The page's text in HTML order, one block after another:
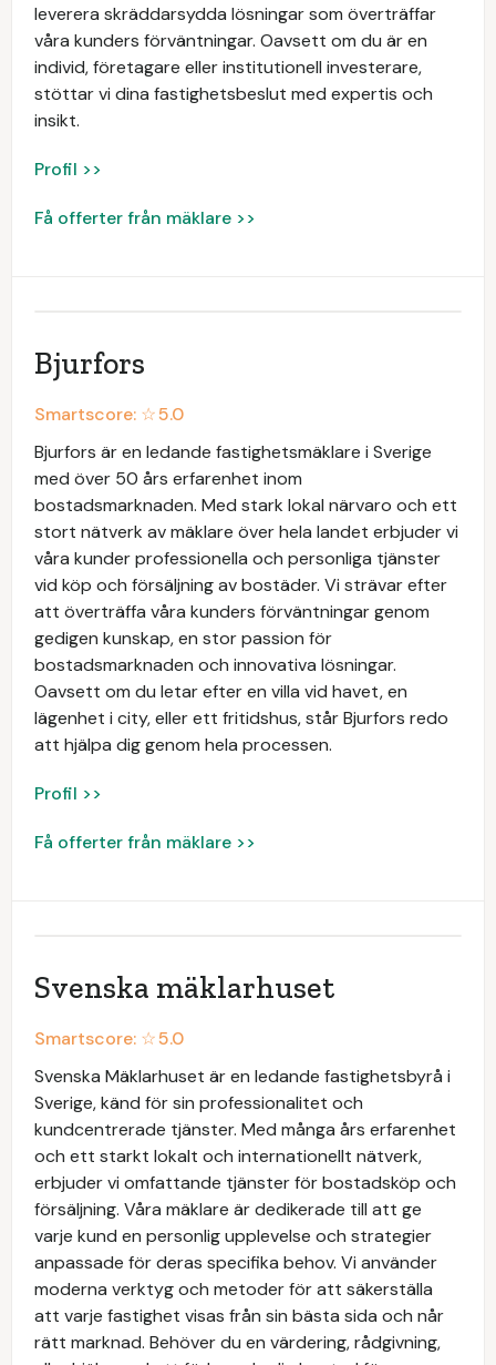
leverera skräddarsydda lösningar som överträffar
våra kunders förväntningar. Oavsett om du är en
individ, företagare eller institutionell investerare,
stöttar vi dina fastighetsbeslut med expertis och
insikt.
Profil >>
Få offerter från mäklare >>
Bjurfors
Smartscore: ☆5.0
Bjurfors är en ledande fastighetsmäklare i Sverige
med över 50 års erfarenhet inom
bostadsmarknaden. Med stark lokal närvaro och ett
stort nätverk av mäklare över hela landet erbjuder vi
våra kunder professionella och personliga tjänster
vid köp och försäljning av bostäder. Vi strävar efter
att överträffa våra kunders förväntningar genom
gedigen kunskap, en stor passion för
bostadsmarknaden och innovativa lösningar.
Oavsett om du letar efter en villa vid havet, en
lägenhet i city, eller ett fritidshus, står Bjurfors redo
att hjälpa dig genom hela processen.
Profil >>
Få offerter från mäklare >>
Svenska mäklarhuset
Smartscore: ☆5.0
Svenska Mäklarhuset är en ledande fastighetsbyrå i
Sverige, känd för sin professionalitet och
kundcentrerade tjänster. Med många års erfarenhet
och ett starkt lokalt och internationellt nätverk,
erbjuder vi omfattande tjänster för bostadsköp och
försäljning. Våra mäklare är dedikerade till att ge
varje kund en personlig upplevelse och strategier
anpassade för deras specifika behov. Vi använder
moderna verktyg och metoder för att säkerställa
att varje fastighet visas från sin bästa sida och når
rätt marknad. Behöver du en värdering, rådgivning,